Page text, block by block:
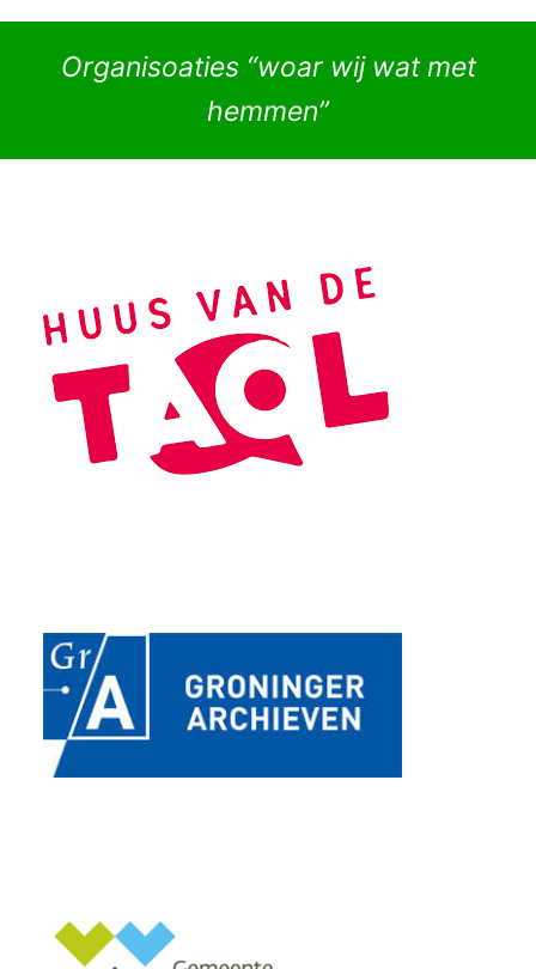
Organisoaties “woar wij wat met
hemmen”